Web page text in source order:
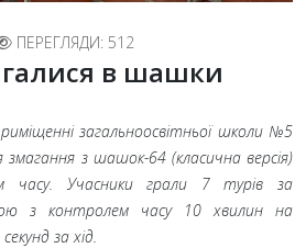
ПЕРЕГЛЯДИ: 512
в шашки
загальноосвітньої школи №5
з шашок-64 (класична версія)
часу. Учасники грали 7 турів за
з контролем часу 10 хвилин на
за хід.